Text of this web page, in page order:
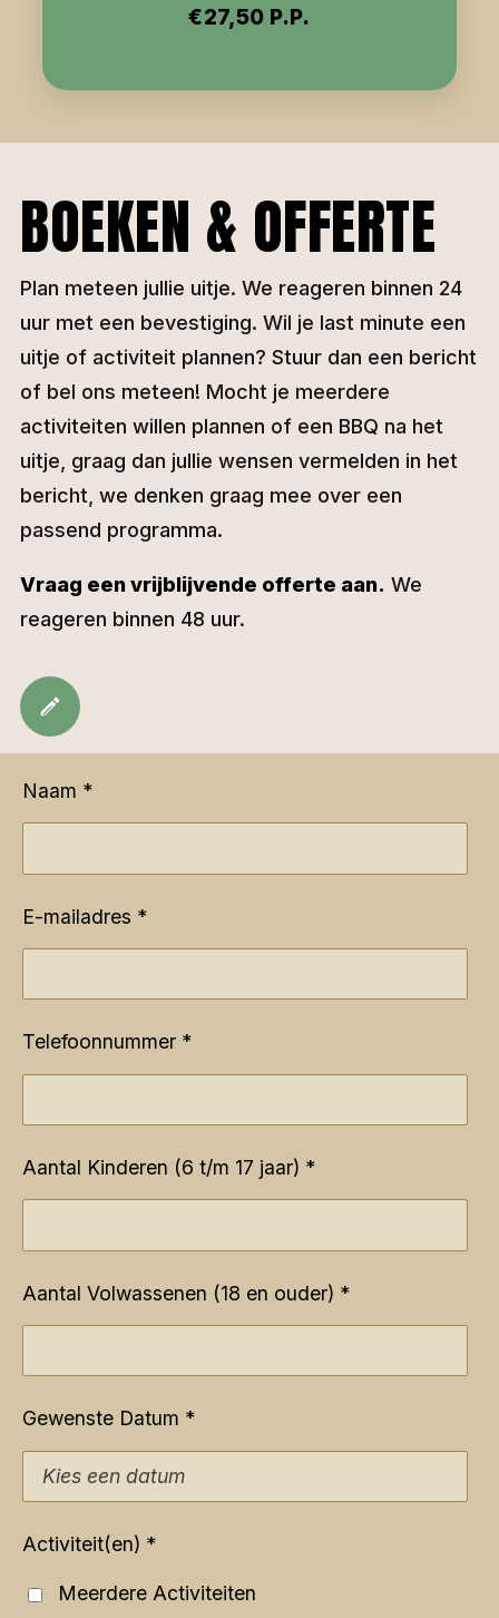
€27,50 P.P.
BOEKEN & OFFERTE
Plan meteen jullie uitje. We reageren binnen 24
uur met een bevestiging. Wil je last minute een
uitje of activiteit plannen? Stuur dan een bericht
of bel ons meteen! Mocht je meerdere
activiteiten willen plannen of een BBQ na het
uitje, graag dan jullie wensen vermelden in het
bericht, we denken graag mee over een
passend programma.
Vraag een vrijblijvende offerte aan. We
reageren binnen 48 uur.
Naam *
E-mailadres *
Telefoonnummer *
Aantal Kinderen (6 t/m 17 jaar) *
Aantal Volwassenen (18 en ouder) *
Gewenste Datum *
Activiteit(en) *
Meerdere Activiteiten